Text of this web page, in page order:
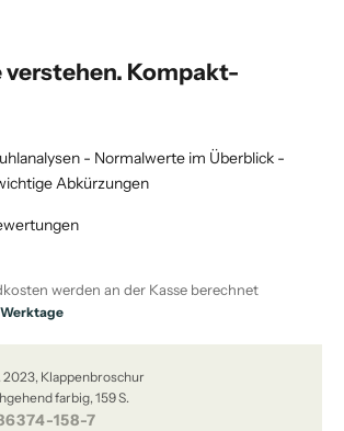
verstehen. Kompakt-
- Normalwerte im Überblick -
Abkürzungen
werden an der Kasse berechnet
2023, Klappenbroschur
farbig, 159 S.
158-7